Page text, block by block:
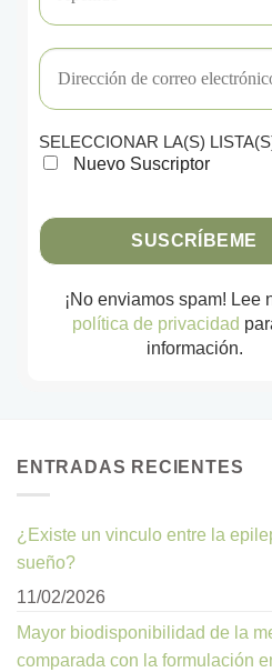
SELECCIONAR LA(S)
Nuevo Suscriptor
¡No enviamos spam! Lee
política de privacidad
información.
ENTRADAS RECIENTES
¿Existe un vinculo entre la
sueño?
11/02/2026
Mayor biodisponibilidad de la
comparada con la formulación